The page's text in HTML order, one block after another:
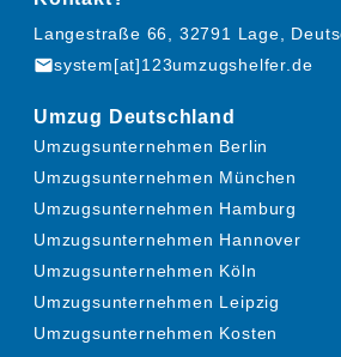
Langestraße 66, 32791 Lage,
mailsystem[at]123umzugshelfer.de
Umzug Deutschland
Umzugsunternehmen Berlin
Umzugsunternehmen München
Umzugsunternehmen Hamburg
Umzugsunternehmen Hannover
Umzugsunternehmen Köln
Umzugsunternehmen Leipzig
Umzugsunternehmen Kosten